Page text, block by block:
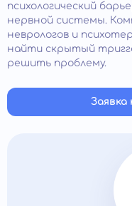
психологический
нервной системы.
неврологов и
найти скрытый
решить проблему.
Заявка